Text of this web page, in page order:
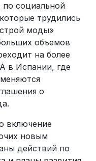
социальной
трудились
моды»
объемов
на более
в Испании, где
о
включение
новым
действий по